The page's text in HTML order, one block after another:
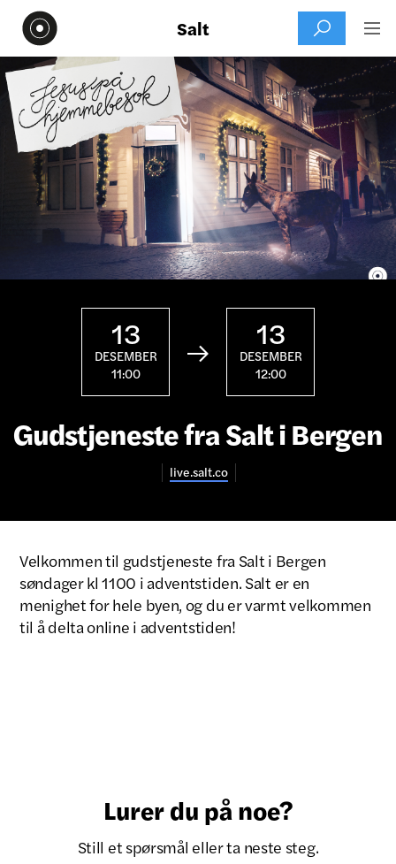
Salt  
13
DESEMBER
11:00

13
DESEMBER
12:00
Gudstjeneste fra Salt i Bergen
live.salt.co
Velkommen til gudstjeneste fra Salt i Bergen
søndager kl 1100 i adventstiden. Salt er en
menighet for hele byen, og du er varmt velkommen
til å delta online i adventstiden!
Lurer du på noe?
Still et spørsmål eller ta neste steg.